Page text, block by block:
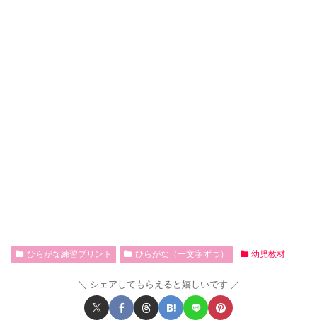
ひらがな練習プリント ひらがな（一文字ずつ） 幼児教材
シェアしてもらえると嬉しいです